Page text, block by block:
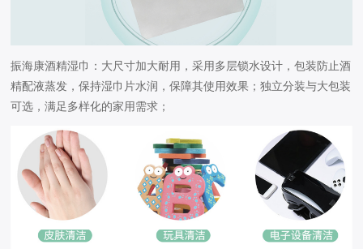
振海康酒精湿巾：大尺寸加大耐用，采用多层锁水设计，包装防止酒
精配液蒸发，保持湿巾片水润，保障其使用效果；独立分装与大包装
可选，满足多样化的家用需求；